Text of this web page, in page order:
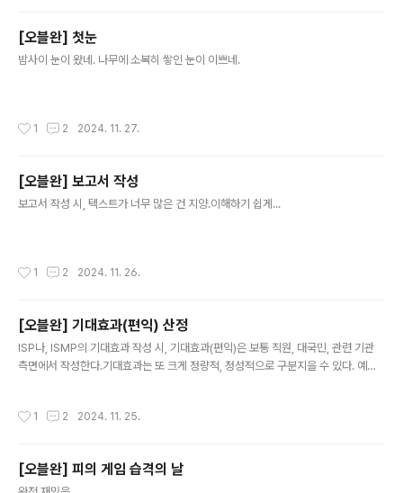
[오블완] 첫눈
밤사이 눈이 왔네. 나무에 소복히 쌓인 눈이 이쁘네.
1 2 2024. 11. 27.
[오블완] 보고서 작성
보고서 작성 시, 텍스트가 너무 많은 건 지양.이해하기 쉽게...
1 2 2024. 11. 26.
[오블완] 기대효과(편익) 산정
ISP나, ISMP의 기대효과 작성 시, 기대효과(편익)은 보통 직원, 대국민, 관련 기관
측면에서 작성한다.기대효과는 또 크게 정량적, 정성적으로 구분지을 수 있다. 예를
1 2 2024. 11. 25.
[오블완] 피의 게임 습격의 날